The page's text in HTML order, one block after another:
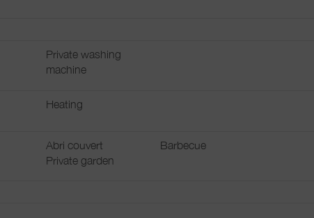
Private washing
machine
Heating
Abri couvert
Barbecue
Private garden